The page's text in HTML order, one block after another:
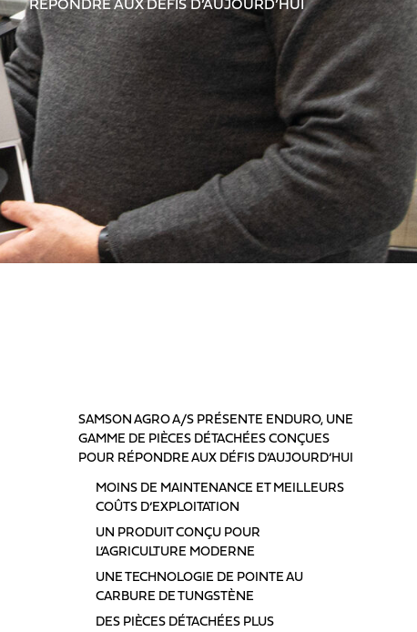
RÉPONDRE AUX DÉFIS D’AUJOURD’HUI
SAMSON AGRO A/S PRÉSENTE ENDURO, UNE
GAMME DE PIÈCES DÉTACHÉES CONÇUES
POUR RÉPONDRE AUX DÉFIS D’AUJOURD’HUI
MOINS DE MAINTENANCE ET MEILLEURS
COÛTS D’EXPLOITATION
UN PRODUIT CONÇU POUR
L’AGRICULTURE MODERNE
UNE TECHNOLOGIE DE POINTE AU
CARBURE DE TUNGSTÈNE
DES PIÈCES DÉTACHÉES PLUS